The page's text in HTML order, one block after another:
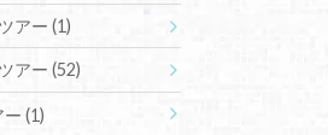
アー(1)
アー(52)
ー(1)